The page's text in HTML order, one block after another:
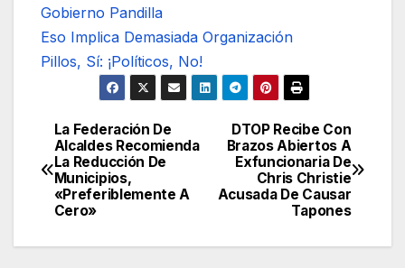
Gobierno Pandilla
Eso Implica Demasiada Organización
Pillos, Sí: ¡Políticos, No!
Navegación
de
entradas
DTOP Recibe Con
Brazos Abiertos A
Exfuncionaria De
Chris Christie
Acusada De Causar
Tapones
La Federación De
Alcaldes Recomienda
La Reducción De
Municipios,
«Preferiblemente A
Cero»